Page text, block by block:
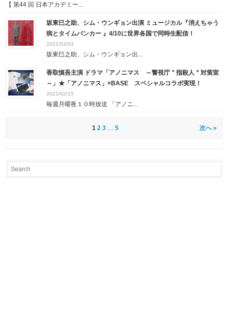
【 第44 回 ⽇本アカデミー...
坂東巳之助、シム・ウンギョン出演 ミュージカル『消えちゃう
病とタイムバンカー 』4/10に世界各国で同時生配信！
2021/03/03
坂東巳之助、シム・ウンギョン出...
香取慎吾主演 ドラマ「アノニマス ～警視庁＂指殺人＂対策室
～」★「アノニマス」×BASE スペシャルコラボ実現！
2021/02/15
毎週月曜夜１０時放送 「アノニ...
1 2 3 5 次へ »